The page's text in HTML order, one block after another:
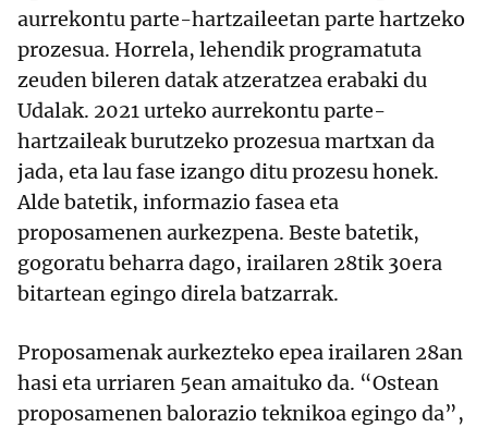
aurrekontu parte-hartzaileetan parte hartzeko
prozesua. Horrela, lehendik programatuta
zeuden bileren datak atzeratzea erabaki du
Udalak. 2021 urteko aurrekontu parte-
hartzaileak burutzeko prozesua martxan da
jada, eta lau fase izango ditu prozesu honek.
Alde batetik, informazio fasea eta
proposamenen aurkezpena. Beste batetik,
gogoratu beharra dago, irailaren 28tik 30era
bitartean egingo direla batzarrak.
Proposamenak aurkezteko epea irailaren 28an
hasi eta urriaren 5ean amaituko da. “Ostean
proposamenen balorazio teknikoa egingo da”,